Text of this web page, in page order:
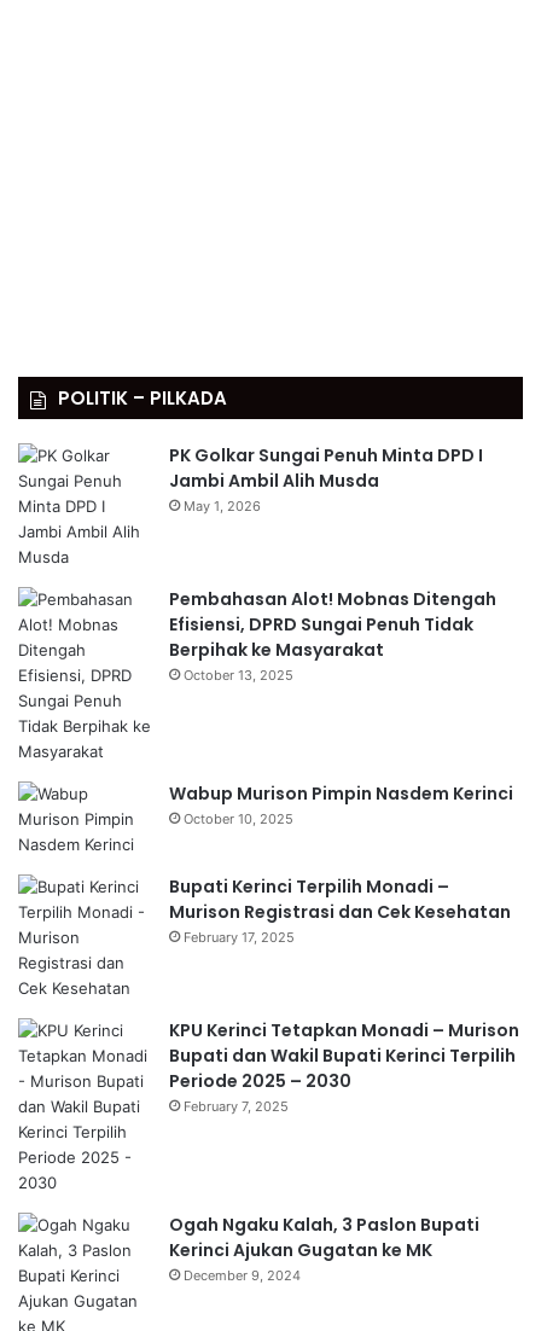
POLITIK – PILKADA
PK Golkar Sungai Penuh Minta DPD I
Jambi Ambil Alih Musda
May 1, 2026
Pembahasan Alot! Mobnas Ditengah
Efisiensi, DPRD Sungai Penuh Tidak
Berpihak ke Masyarakat
October 13, 2025
Wabup Murison Pimpin Nasdem Kerinci
October 10, 2025
Bupati Kerinci Terpilih Monadi –
Murison Registrasi dan Cek Kesehatan
February 17, 2025
KPU Kerinci Tetapkan Monadi – Murison
Bupati dan Wakil Bupati Kerinci Terpilih
Periode 2025 – 2030
February 7, 2025
Ogah Ngaku Kalah, 3 Paslon Bupati
Kerinci Ajukan Gugatan ke MK
December 9, 2024